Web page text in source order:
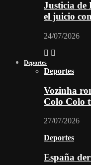
Justicia de
el juicio
24/07/2026
Deportes
Deportes
Vozinha
Colo Colo
27/07/2026
Deportes
España